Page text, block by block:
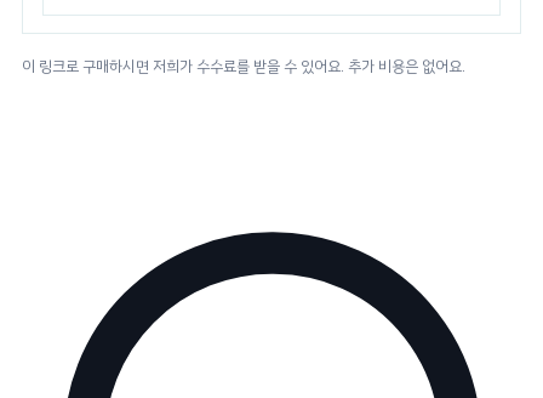
이 링크로 구매하시면 저희가 수수료를 받을 수 있어요. 추가 비용은 없어요.